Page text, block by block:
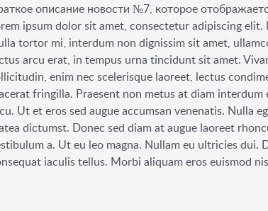
описание новости №7, которое
ipsum dolor sit amet, consectetur adipiscing
tortor mi, interdum non dignissim sit amet,
arcu erat, in tempus urna tincidunt sit amet.
enim nec scelerisque laoreet, lectus
fringilla. Praesent non metus at diam
Ut et eros sed augue accumsan venenatis. Nulla
dictumst. Donec sed diam at augue laoreet
a. Ut eu leo magna. Nullam eu ultricies dui.
iaculis tellus. Morbi aliquam eros euismod